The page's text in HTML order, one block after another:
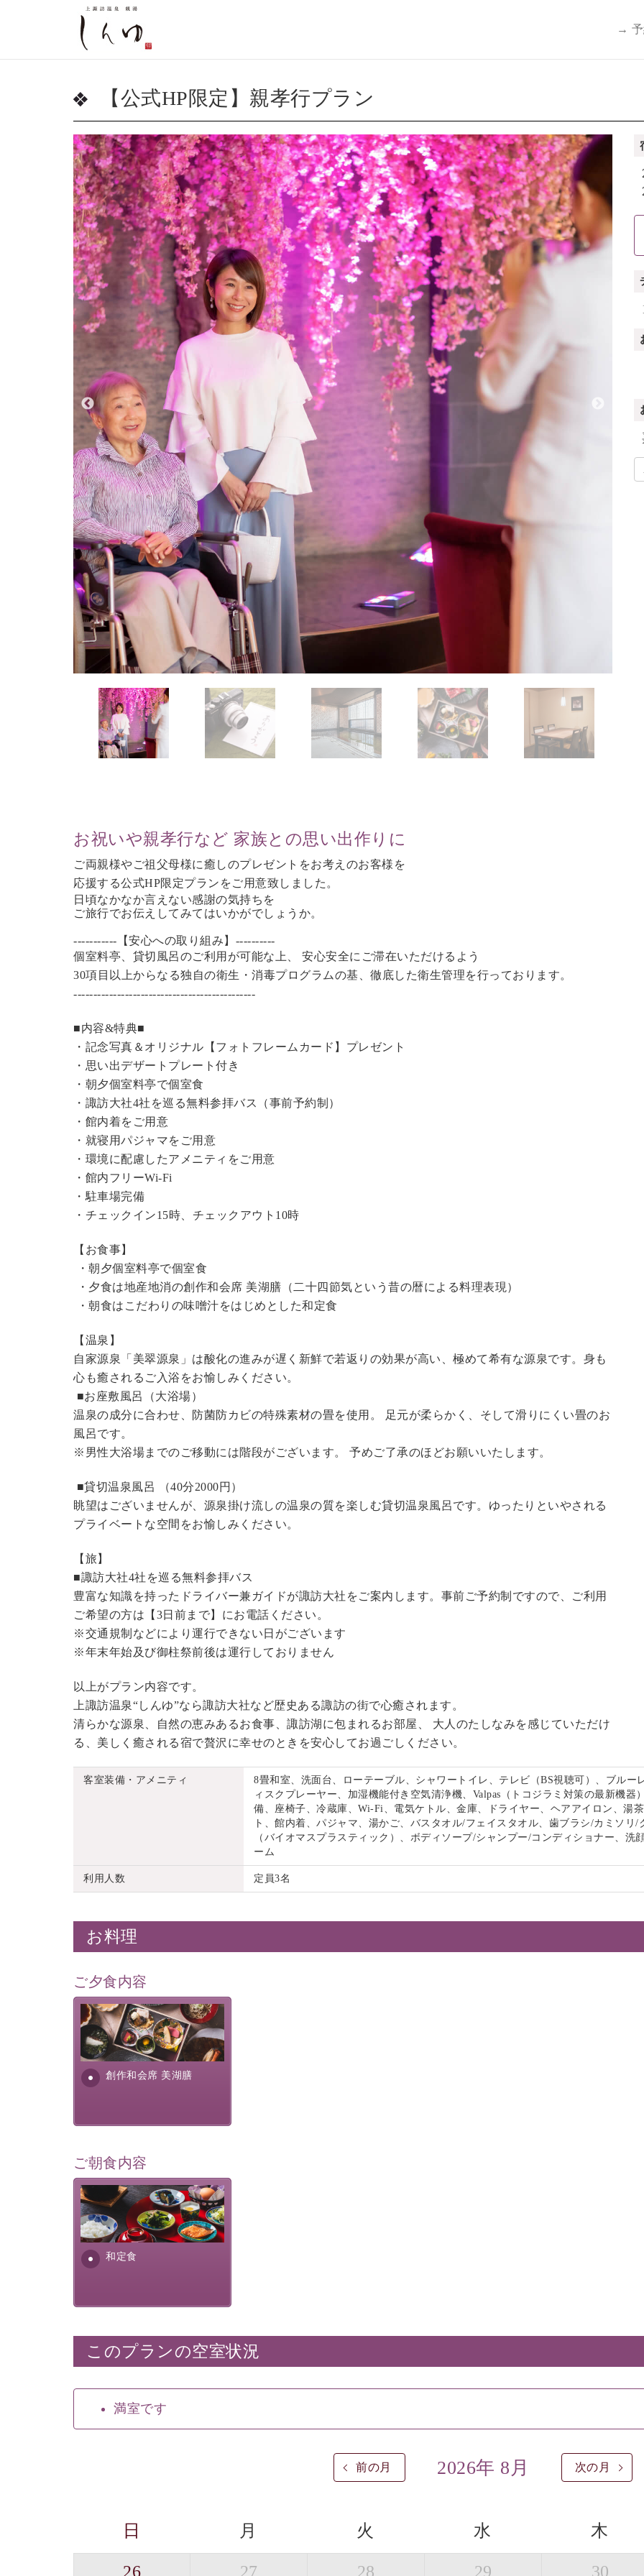
→ 予
【公式HP限定】親孝行プラン
お祝いや親孝行など 家族との思い出作りに
ご両親様やご祖父母様に癒しのプレゼントをお考えのお客様を
応援する公式HP限定プランをご用意致しました。
日頃なかなか言えない感謝の気持ちを
ご旅行でお伝えしてみてはいかがでしょうか。
-----------【安心への取り組み】----------
個室料亭、貸切風呂のご利用が可能な上、 安心安全にご滞在いただけるよう
30項目以上からなる独自の衛生・消毒プログラムの基、徹底した衛生管理を行っております。
----------------------------------------------
■内容&特典■
・記念写真＆オリジナル【フォトフレームカード】プレゼント
・思い出デザートプレート付き
・朝夕個室料亭で個室食
・諏訪大社4社を巡る無料参拝バス（事前予約制）
・館内着をご用意
・就寝用パジャマをご用意
・環境に配慮したアメニティをご用意
・館内フリーWi-Fi
・駐車場完備
・チェックイン15時、チェックアウト10時
【お食事】
・朝夕個室料亭で個室食
・夕食は地産地消の創作和会席 美湖膳（二十四節気という昔の暦による料理表現）
・朝食はこだわりの味噌汁をはじめとした和定食
【温泉】
自家源泉「美翠源泉」は酸化の進みが遅く新鮮で若返りの効果が高い、極めて希有な源泉です。身も
心も癒されるご入浴をお愉しみください。
■お座敷風呂（大浴場）
温泉の成分に合わせ、防菌防カビの特殊素材の畳を使用。 足元が柔らかく、そして滑りにくい畳のお
風呂です。
※男性大浴場までのご移動には階段がございます。 予めご了承のほどお願いいたします。
■貸切温泉風呂 （40分2000円 ）
眺望はございませんが、源泉掛け流しの温泉の質を楽しむ貸切温泉風呂です。ゆったりといやされる
プライベートな空間をお愉しみください。
【旅】
■諏訪大社4社を巡る無料参拝バス
豊富な知識を持ったドライバー兼ガイドが諏訪大社をご案内します。 事前ご予約制ですので、ご利用
ご希望の方は【3日前まで】にお電話ください。
※交通規制などにより運行できない日がございます
※年末年始及び御柱祭前後は運行しておりません
以上がプラン内容です。
上諏訪温泉“しんゆ”なら諏訪大社など歴史ある諏訪の街で心癒されます。
清らかな源泉、自然の恵みあるお食事、諏訪湖に包まれるお部屋、 大人のたしなみを感じていただけ
る、美しく癒される宿で贅沢に幸せのときを安心してお過ごしください。
客室装備・アメニティ
8畳和室、洗面台、ローテーブル、シャワートイレ、テレビ（BS視聴可）、ブルー
ィスクプレーヤー、加湿機能付き空気清浄機、Valpas（トコジラミ対策の最新機器
備、座椅子、冷蔵庫、Wi-Fi、電気ケトル、金庫、ドライヤー、ヘアアイロン、湯
ト、館内着、パジャマ、湯かご、バスタオル/フェイスタオル、歯ブラシ/カミソリ/
（バイオマスプラスティック）、ボディソープ/シャンプー/コンディショナー、洗
ーム
利用人数 定員3名
お料理
ご夕食内容
創作和会席 美湖膳
美湖膳とは諏訪の地で特別を
提供する為に料理長・神原 裕
明が考え出した創作和会席で
す。美しい諏訪湖の幸...
ご朝食内容
和定食
さっぱりとした和食膳に使わ
れる食材は、諏訪の名産品を
ふんだんに取り入れ、安心・
安全を心掛けた長野県産...
このプランの空室状況
満室です
前の月 2026年 8月 次の月
日 月 火 水 木
26 27 28 29 30